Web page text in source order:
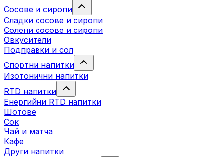
Сосове и сиропи
Сладки сосове и сиропи
Солени сосове и сиропи
Овкусители
Подправки и сол
Спортни напитки
Изотонични напитки
RTD напитки
Енергийни RTD напитки
Шотове
Сок
Чай и матча
Кафе
Други напитки